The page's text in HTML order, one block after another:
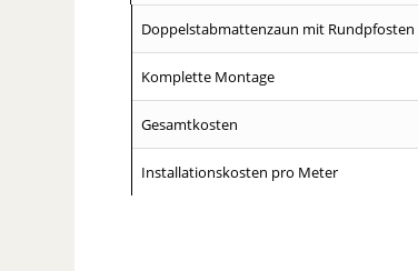
POSTEN
Doppelstabmattenzaun mit Rundpfosten
Komplette Montage
Gesamtkosten
Installationskosten pro Meter